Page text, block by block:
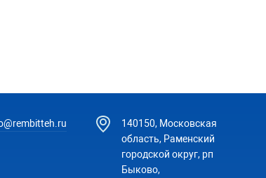
140150, Московская
область, Раменский
городской округ, рп
Быково,